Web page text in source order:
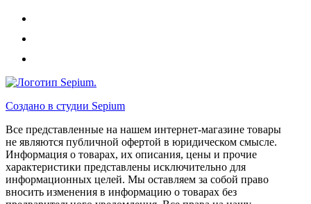
Создано в студии Sepium
Все представленные на нашем интернет-магазине товары
не являются публичной офертой в юридическом смысле.
Информация о товарах, их описания, цены и прочие
характеристики представлены исключительно для
информационных целей. Мы оставляем за собой право
вносить изменения в информацию о товарах без